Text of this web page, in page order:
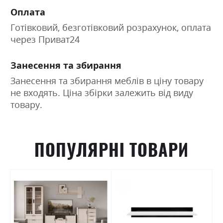
Оплата
Готівковий, безготівковий розрахунок, оплата
через Приват24
Занесення та збирання
Занесення та збирання меблів в ціну товару
не входять. Ціна збірки залежить від виду
товару.
ПОПУЛЯРНІ ТОВАРИ